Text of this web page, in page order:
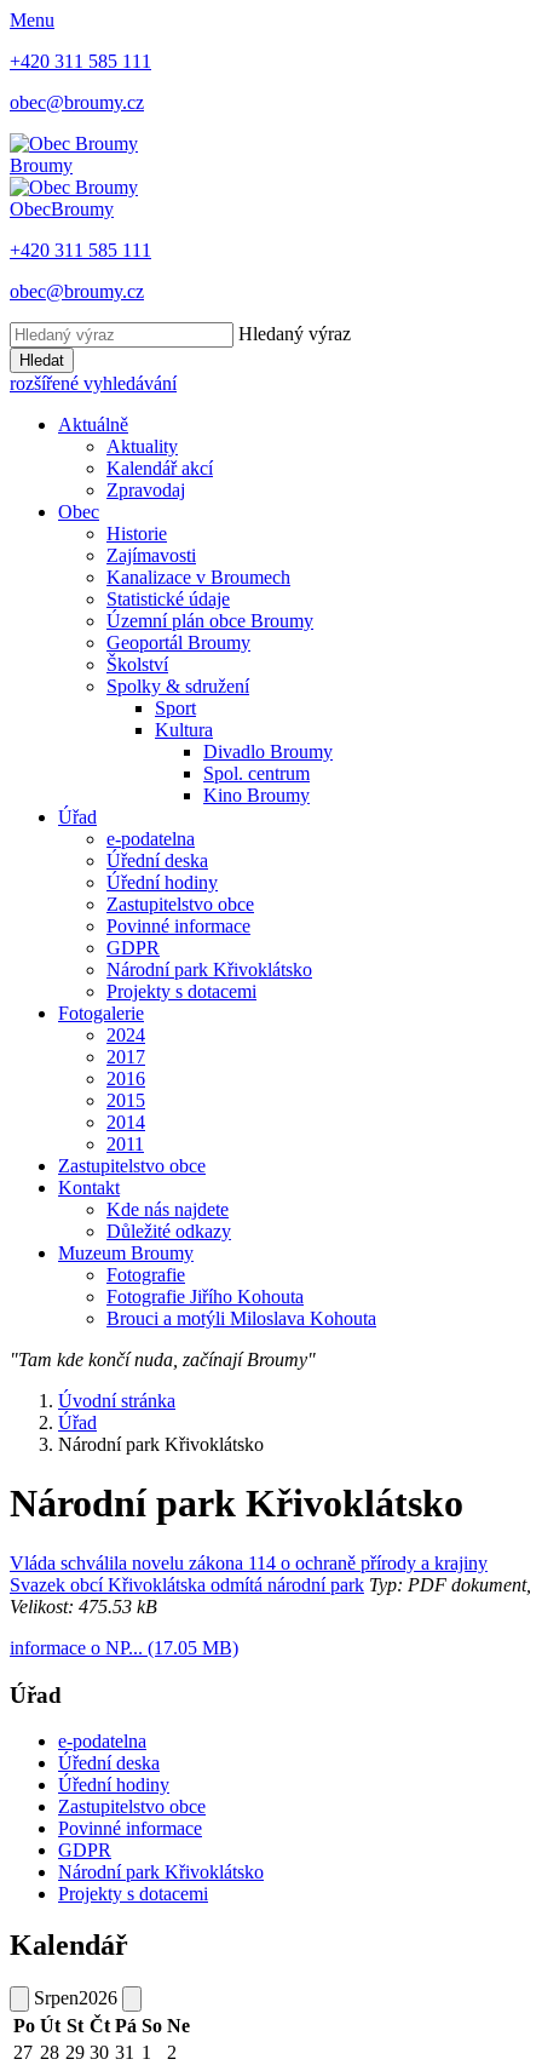
Menu
+420 311 585 111
obec@broumy.cz
Broumy
ObecBroumy
+420 311 585 111
obec@broumy.cz
Hledaný výraz
Hledat
rozšířené vyhledávání
Aktuálně
Aktuality
Kalendář akcí
Zpravodaj
Obec
Historie
Zajímavosti
Kanalizace v Broumech
Statistické údaje
Územní plán obce Broumy
Geoportál Broumy
Školství
Spolky & sdružení
Sport
Kultura
Divadlo Broumy
Spol. centrum
Kino Broumy
Úřad
e-podatelna
Úřední deska
Úřední hodiny
Zastupitelstvo obce
Povinné informace
GDPR
Národní park Křivoklátsko
Projekty s dotacemi
Fotogalerie
2024
2017
2016
2015
2014
2011
Zastupitelstvo obce
Kontakt
Kde nás najdete
Důležité odkazy
Muzeum Broumy
Fotografie
Fotografie Jiřího Kohouta
Brouci a motýli Miloslava Kohouta
"Tam kde končí nuda, začínají Broumy"
Úvodní stránka
Úřad
Národní park Křivoklátsko
Národní park Křivoklátsko
Vláda schválila novelu zákona 114 o ochraně přírody a krajiny
Svazek obcí Křivoklátska odmítá národní park Typ: PDF dokument,
Velikost: 475.53 kB
informace o NP... (17.05 MB)
Úřad
e-podatelna
Úřední deska
Úřední hodiny
Zastupitelstvo obce
Povinné informace
GDPR
Národní park Křivoklátsko
Projekty s dotacemi
Kalendář
Srpen2026
Po Út St Čt Pá So Ne
27 28 29 30 31 1
2